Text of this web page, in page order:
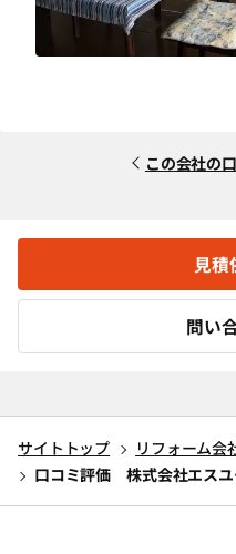
この会社の
見積
問い
サイトトップ
リフォーム会
口コミ評価 株式会社エス